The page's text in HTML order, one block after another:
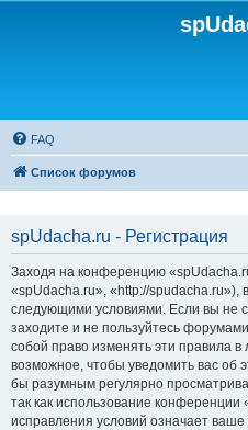
FAQ
Список форумов
spUdacha.ru - Регистрация
Заходя на конференцию
«spUdacha.ru», «http://spudacha.ru»),
следующими условиями. Если вы не
заходите и не пользуйтесь
собой право изменять эти правила
возможное, чтобы уведомить вас об
бы разумным регулярно
так как использование
исправления условий означает ваше